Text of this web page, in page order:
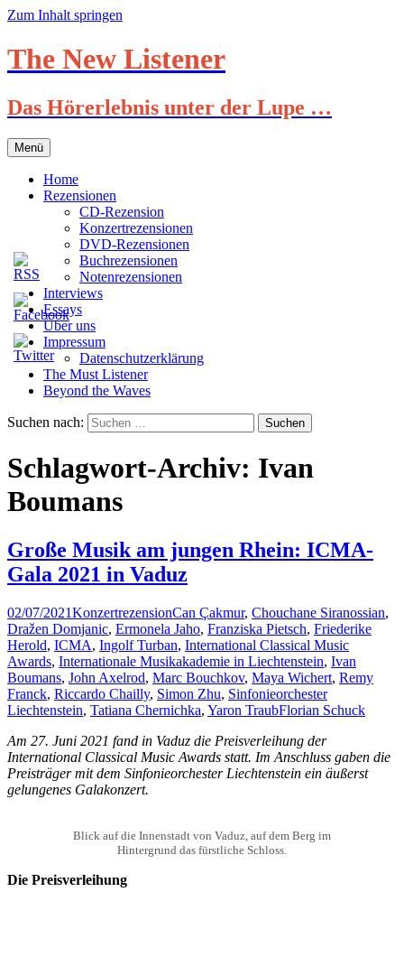
Zum Inhalt springen
The New Listener
Das Hörerlebnis unter der Lupe …
Menü
Home
Rezensionen
CD-Rezension
Konzertrezensionen
DVD-Rezensionen
Buchrezensionen
Notenrezensionen
Interviews
Essays
Über uns
Impressum
Datenschutzerklärung
The Must Listener
Beyond the Waves
Suchen nach:
Schlagwort-Archiv: Ivan
Boumans
Große Musik am jungen Rhein: ICMA-
Gala 2021 in Vaduz
02/07/2021KonzertrezensionCan Çakmur, Chouchane Siranossian,
Dražen Domjanic, Ermonela Jaho, Franziska Pietsch, Friederike
Herold, ICMA, Ingolf Turban, International Classical Music
Awards, Internationale Musikakademie in Liechtenstein, Ivan
Boumans, John Axelrod, Marc Bouchkov, Maya Wichert, Remy
Franck, Riccardo Chailly, Simon Zhu, Sinfonieorchester
Liechtenstein, Tatiana Chernichka, Yaron TraubFlorian Schuck
Am 27. Juni 2021 fand in Vaduz die Preisverleihung der
International Classical Music Awards statt. Im Anschluss gaben die
Preisträger mit dem Sinfonieorchester Liechtenstein ein äußerst
gelungenes Galakonzert.
Blick auf die Innenstadt von Vaduz, auf dem Berg im
Hintergrund das fürstliche Schloss.
Die Preisverleihung